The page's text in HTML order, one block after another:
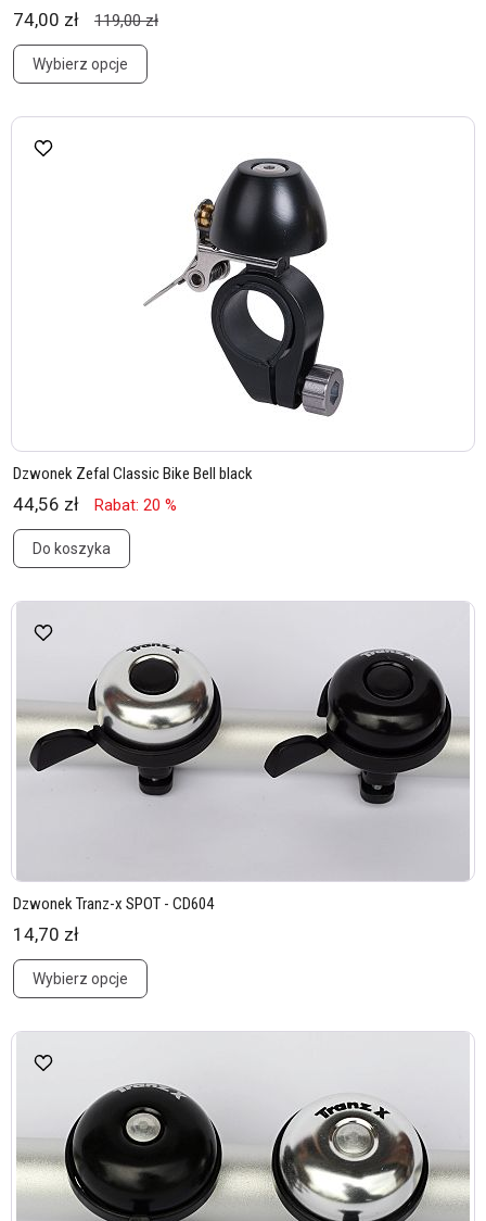
74,00 zł 119,00 zł
Wybierz opcje
Dzwonek Zefal Classic Bike Bell black
44,56 zł Rabat: 20 %
Do koszyka
Dzwonek Tranz-x SPOT - CD604
14,70 zł
Wybierz opcje